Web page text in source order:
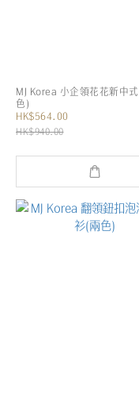
MJ Korea 小企領花花新中
色)
HK$564.00
HK$940.00